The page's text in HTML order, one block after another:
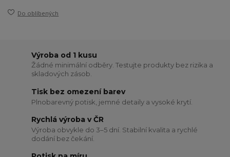
Do oblíbených
Výroba od 1 kusu
Žádné minimální odběry. Testujte produkty bez rizika a
skladových zásob.
Tisk bez omezení barev
Plnobarevný potisk, jemné detaily a vysoké krytí.
Rychlá výroba v ČR
Výroba obvykle do 3–5 dní. Stabilní kvalita a rychlé
dodání bez čekání.